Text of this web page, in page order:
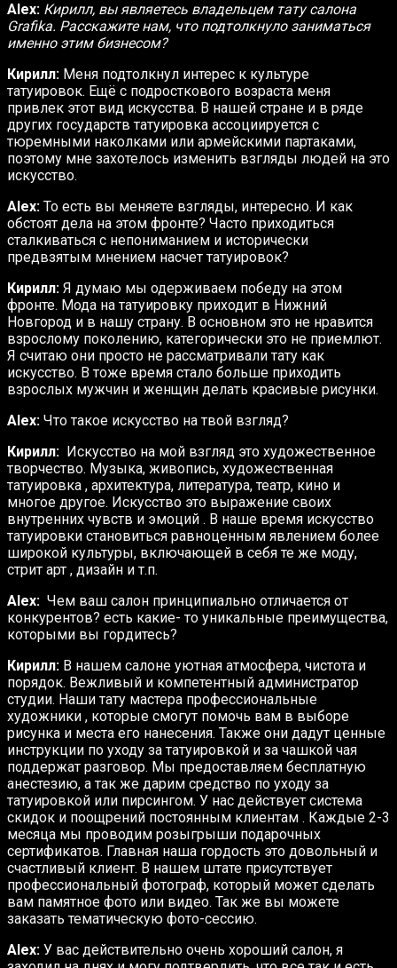
Alex: Кирилл, вы являетесь владельцем тату салона
Grafika. Расскажите нам, что подтолкнуло заниматься
именно этим бизнесом?
Кирилл: Меня подтолкнул интерес к культуре
татуировок. Ещё с подросткового возраста меня
привлек этот вид искусства. В нашей стране и в ряде
других государств татуировка ассоциируется с
тюремными наколками или армейскими партаками,
поэтому мне захотелось изменить взгляды людей на это
искусство.
Alex: То есть вы меняете взгляды, интересно. И как
обстоят дела на этом фронте? Часто приходиться
сталкиваться с непониманием и исторически
предвзятым мнением насчет татуировок?
Кирилл: Я думаю мы одерживаем победу на этом
фронте. Мода на татуировку приходит в Нижний
Новгород и в нашу страну. В основном это не нравится
взрослому поколению, категорически это не приемлют.
Я считаю они просто не рассматривали тату как
искусство. В тоже время стало больше приходить
взрослых мужчин и женщин делать красивые рисунки.
Alex: Что такое искусство на твой взгляд?
Кирилл: Искусство на мой взгляд это художественное
творчество. Музыка, живопись, художественная
татуировка , архитектура, литература, театр, кино и
многое другое. Искусство это выражение своих
внутренних чувств и эмоций . В наше время искусство
татуировки становиться равноценным явлением более
широкой культуры, включающей в себя те же моду,
стрит арт , дизайн и т.п.
Alex: Чем ваш салон принципиально отличается от
конкурентов? есть какие- то уникальные преимущества,
которыми вы гордитесь?
Кирилл: В нашем салоне уютная атмосфера, чистота и
порядок. Вежливый и компетентный администратор
студии. Наши тату мастера профессиональные
художники , которые смогут помочь вам в выборе
рисунка и места его нанесения. Также они дадут ценные
инструкции по уходу за татуировкой и за чашкой чая
поддержат разговор. Мы предоставляем бесплатную
анестезию, а так же дарим средство по уходу за
татуировкой или пирсингом. У нас действует система
скидок и поощрений постоянным клиентам . Каждые 2-3
месяца мы проводим розыгрыши подарочных
сертификатов. Главная наша гордость это довольный и
счастливый клиент. В нашем штате присутствует
профессиональный фотограф, который может сделать
вам памятное фото или видео. Так же вы можете
заказать тематическую фото-сессию.
Alex: У вас действительно очень хороший салон, я